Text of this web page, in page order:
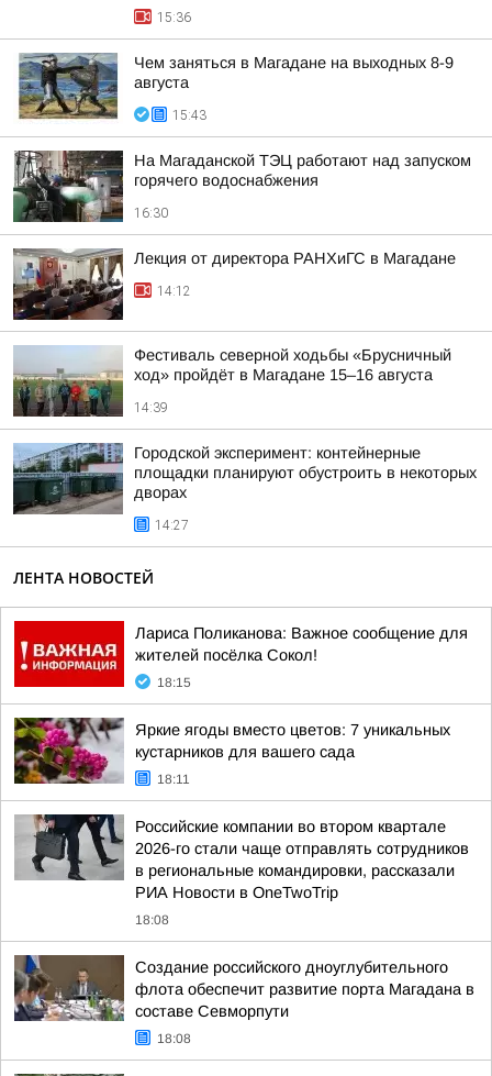
15:36
Чем заняться в Магадане на выходных 8-9
августа
15:43
На Магаданской ТЭЦ работают над запуском
горячего водоснабжения
16:30
Лекция от директора РАНХиГС в Магадане
14:12
Фестиваль северной ходьбы «Брусничный
ход» пройдёт в Магадане 15–16 августа
14:39
Городской эксперимент: контейнерные
площадки планируют обустроить в некоторых
дворах
14:27
ЛЕНТА НОВОСТЕЙ
Лариса Поликанова: Важное сообщение для
жителей посёлка Сокол!
18:15
Яркие ягоды вместо цветов: 7 уникальных
кустарников для вашего сада
18:11
Российские компании во втором квартале
2026-го стали чаще отправлять сотрудников
в региональные командировки, рассказали
РИА Новости в OneTwoTrip
18:08
Создание российского дноуглубительного
флота обеспечит развитие порта Магадана в
составе Севморпути
18:08